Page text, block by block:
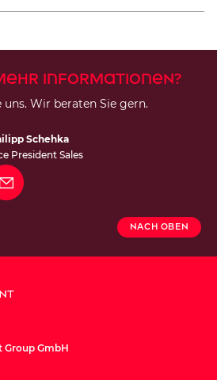
Informationen?
Wir beraten Sie gern.
Schehka
President Sales
Nach Oben
Group GmbH